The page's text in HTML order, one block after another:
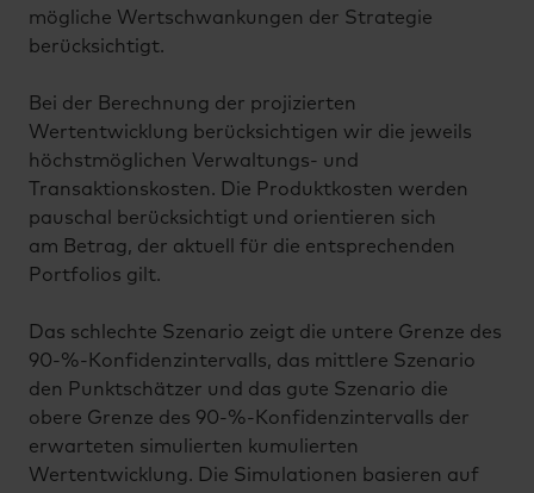
mögliche Wertschwankungen der Strategie
berücksichtigt.
Bei der Berechnung der projizierten
Wertentwicklung berücksichtigen wir die jeweils
höchstmöglichen Verwaltungs- und
Transaktionskosten. Die Produktkosten werden
pauschal berücksichtigt und orientieren sich
am Betrag, der aktuell für die entsprechenden
Portfolios gilt.
Das schlechte Szenario zeigt die untere Grenze des
90-%-Konfidenzintervalls, das mittlere Szenario
den Punktschätzer und das gute Szenario die
obere Grenze des 90-%-Konfidenzintervalls der
erwarteten simulierten kumulierten
Wertentwicklung. Die Simulationen basieren auf